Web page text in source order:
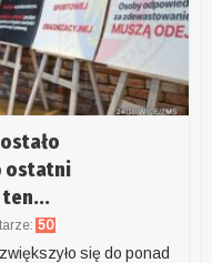
ostatni
ten...
50
się do ponad